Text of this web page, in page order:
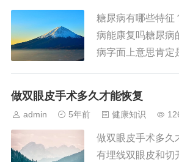
糖尿病有哪些特征
病能康复吗糖尿病
病字面上意思肯定
管重吸收，形成渗
做双眼皮手术多久才能恢复
admin 5年前 健康知识
做双眼皮手术多久
有埋线双眼皮和切